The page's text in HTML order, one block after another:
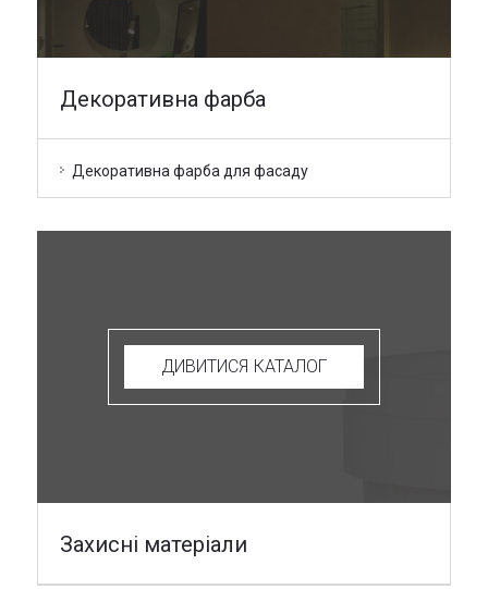
Декоративна фарба
Декоративна фарба для фасаду
ДИВИТИСЯ КАТАЛОГ
Захисні матеріали